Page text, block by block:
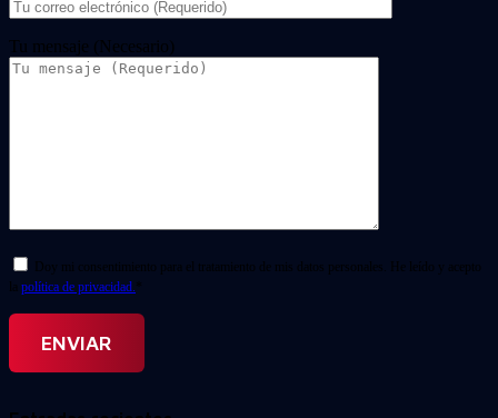
Tu mensaje (Necesario)
Doy mi consentimiento para el tratamiento de mis datos personales. He leído y acepto
la política de privacidad. *